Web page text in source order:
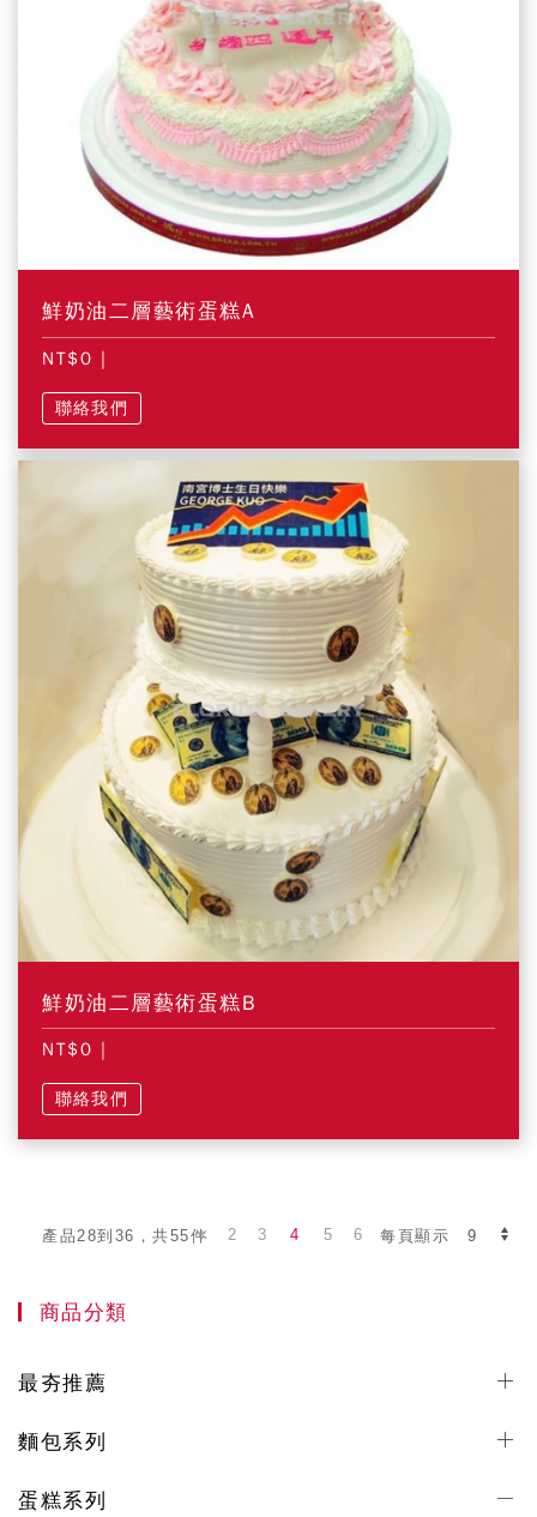
鮮奶油二層藝術蛋糕A
NT$0 |
聯絡我們
鮮奶油二層藝術蛋糕B
NT$0 |
聯絡我們
產品28到36，共55件 每頁顯示
2 3 4 5 6
商品分類
最夯推薦
麵包系列
蛋糕系列